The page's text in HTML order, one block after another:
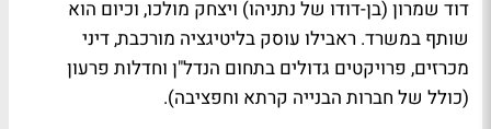
דוד שמרון (בן-דודו של נתניהו) ויצחק מולכו, וכיום הוא
שותף במשרד. ראבילו עוסק בליטיגציה מורכבת, דיני
מכרזים, פרויקטים גדולים בתחום הנדל"ן וחדלות פרעון
(כולל של חברות הבנייה קרתא וחפציבה).